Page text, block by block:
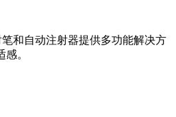
笔和自动注射器提供多功能解决方
。